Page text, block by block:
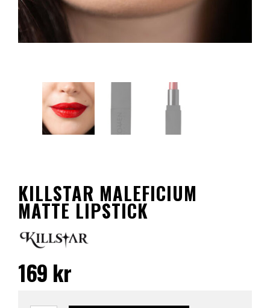
KILLSTAR MALEFICIUM
MATTE LIPSTICK
169 kr